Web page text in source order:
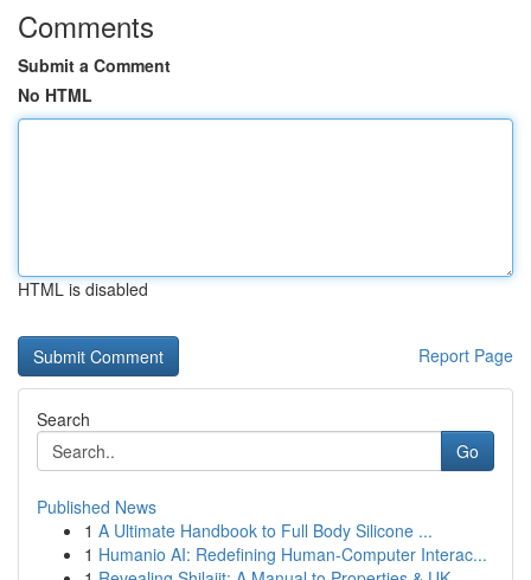
Comments
Submit a Comment
No HTML
HTML is disabled
Report Page
Search
Go
Published News
1 A Ultimate Handbook to Full Body Silicone ...
1 Humanio AI: Redefining Human-Computer Interac...